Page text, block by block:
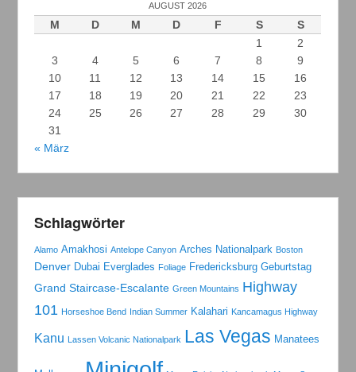
AUGUST 2026
M D M D F S
S
1
2
3
4 5 6 7 8
9
10
11 12 13 14 15
16
17
18 19 20 21 22
23
24
25 26 27 28 29
30
31
« März
Schlagwörter
Alamo Amakhosi Antelope Canyon Arches Nationalpark Boston
Denver Dubai Everglades Foliage Fredericksburg Geburtstag
Grand Staircase-Escalante Green Mountains Highway
101 Horseshoe Bend Indian Summer Kalahari Kancamagus Highway
Kanu Lassen Volcanic Nationalpark Las Vegas Manatees